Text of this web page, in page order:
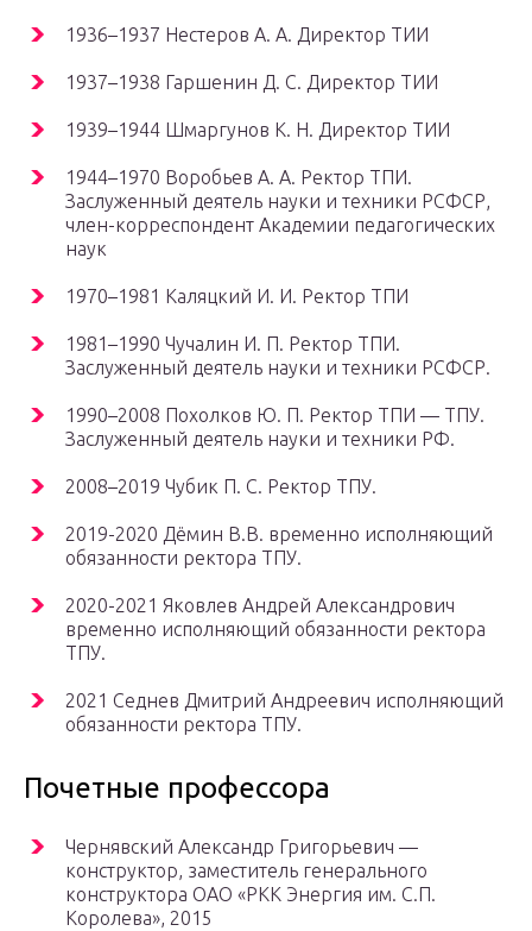
1936–1937 Нестеров А. А. Директор ТИИ
1937–1938 Гаршенин Д. С. Директор ТИИ
1939–1944 Шмаргунов К. Н. Директор ТИИ
1944–1970 Воробьев А. А. Ректор ТПИ.
Заслуженный деятель науки и техники РСФСР,
член-корреспондент Академии педагогических
наук
1970–1981 Каляцкий И. И. Ректор ТПИ
1981–1990 Чучалин И. П. Ректор ТПИ.
Заслуженный деятель науки и техники РСФСР.
1990–2008 Похолков Ю. П. Ректор ТПИ — ТПУ.
Заслуженный деятель науки и техники РФ.
2008–2019 Чубик П. С. Ректор ТПУ.
2019-2020 Дёмин В.В. временно исполняющий
обязанности ректора ТПУ.
2020-2021 Яковлев Андрей Александрович
временно исполняющий обязанности ректора
ТПУ.
2021 Седнев Дмитрий Андреевич исполняющий
обязанности ректора ТПУ.
Почетные профессора
Чернявский Александр Григорьевич —
конструктор, заместитель генерального
конструктора ОАО «РКК Энергия им. С.П.
Королева», 2015